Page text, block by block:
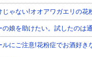
じゃない!オオアワガエリの花
の娘を助けたい。試したのは
ルにご注意!花粉症でお酒好き